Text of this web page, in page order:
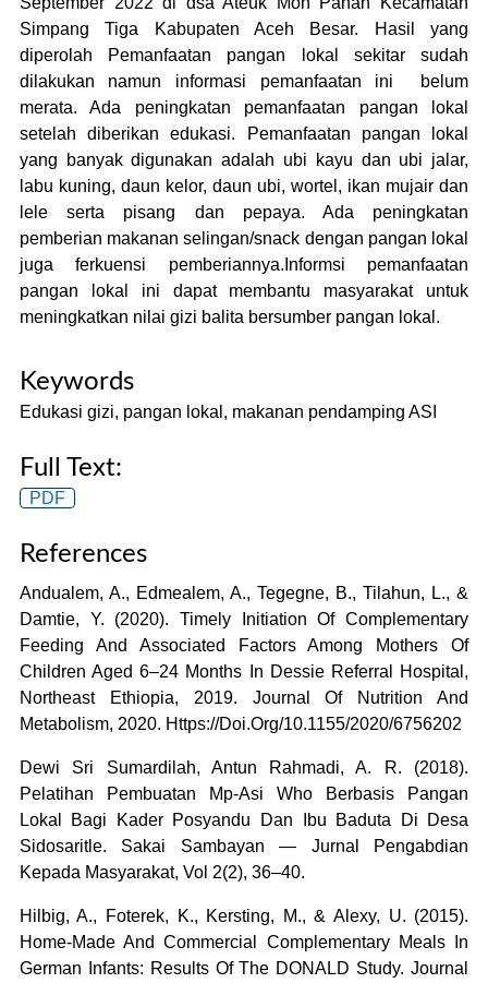
Simpang Tiga Kabupaten Aceh Besar. Hasil yang
diperolah Pemanfaatan pangan lokal sekitar sudah
dilakukan namun informasi pemanfaatan ini belum
merata. Ada peningkatan pemanfaatan pangan lokal
setelah diberikan edukasi. Pemanfaatan pangan lokal
yang banyak digunakan adalah ubi kayu dan ubi jalar,
labu kuning, daun kelor, daun ubi, wortel, ikan mujair dan
lele serta pisang dan pepaya. Ada peningkatan
pemberian makanan selingan/snack dengan pangan lokal
juga ferkuensi pemberiannya.Informsi pemanfaatan
pangan lokal ini dapat membantu masyarakat untuk
meningkatkan nilai gizi balita bersumber pangan lokal.
Keywords
Edukasi gizi, pangan lokal, makanan pendamping ASI
Full Text:
PDF
References
Andualem, A., Edmealem, A., Tegegne, B., Tilahun, L., &
Damtie, Y. (2020). Timely Initiation Of Complementary
Feeding And Associated Factors Among Mothers Of
Children Aged 6–24 Months In Dessie Referral Hospital,
Northeast Ethiopia, 2019. Journal Of Nutrition And
Metabolism, 2020. Https://Doi.Org/10.1155/2020/6756202
Dewi Sri Sumardilah, Antun Rahmadi, A. R. (2018).
Pelatihan Pembuatan Mp-Asi Who Berbasis Pangan
Lokal Bagi Kader Posyandu Dan Ibu Baduta Di Desa
Sidosaritle. Sakai Sambayan — Jurnal Pengabdian
Kepada Masyarakat, Vol 2(2), 36–40.
Hilbig, A., Foterek, K., Kersting, M., & Alexy, U. (2015).
Home-Made And Commercial Complementary Meals In
German Infants: Results Of The DONALD Study. Journal